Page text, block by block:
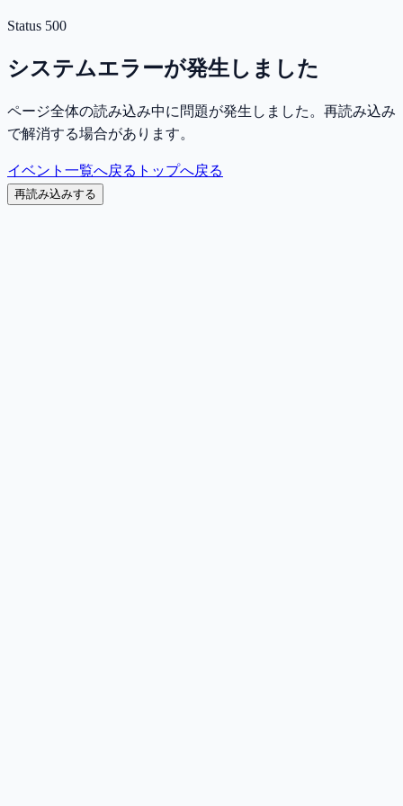
Status 500
システムエラーが発生しました
ページ全体の読み込み中に問題が発生しました。再読み込み
で解消する場合があります。
イベント一覧へ戻る トップへ戻る
再読み込みする